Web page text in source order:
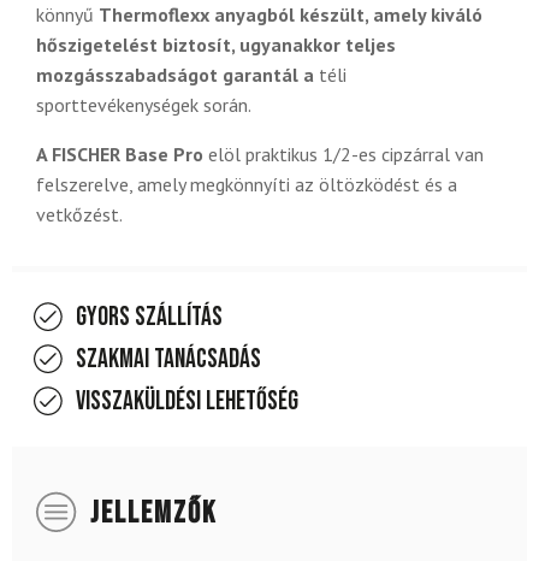
könnyű Thermoflexx anyagból készült, amely kiváló
hőszigetelést biztosít, ugyanakkor teljes
mozgásszabadságot garantál a téli
sporttevékenységek során.
A FISCHER Base Pro elöl praktikus 1/2-es cipzárral van
felszerelve, amely megkönnyíti az öltözködést és a
vetkőzést.
Gyors szállítás
Szakmai tanácsadás
Visszaküldési lehetőség
JELLEMZŐK